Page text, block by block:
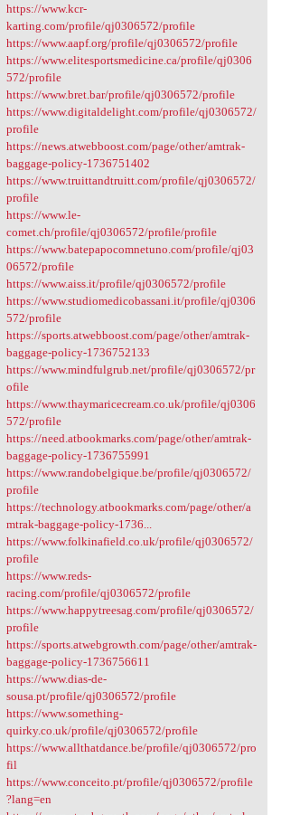
https://www.kcr-
karting.com/profile/qj0306572/profile
https://www.aapf.org/profile/qj0306572/profile
https://www.elitesportsmedicine.ca/profile/qj0306
572/profile
https://www.bret.bar/profile/qj0306572/profile
https://www.digitaldelight.com/profile/qj0306572/
profile
https://news.atwebboost.com/page/other/amtrak-
baggage-policy-1736751402
https://www.truittandtruitt.com/profile/qj0306572/
profile
https://www.le-
comet.ch/profile/qj0306572/profile/profile
https://www.batepapocomnetuno.com/profile/qj03
06572/profile
https://www.aiss.it/profile/qj0306572/profile
https://www.studiomedicobassani.it/profile/qj0306
572/profile
https://sports.atwebboost.com/page/other/amtrak-
baggage-policy-1736752133
https://www.mindfulgrub.net/profile/qj0306572/pr
ofile
https://www.thaymaricecream.co.uk/profile/qj0306
572/profile
https://need.atbookmarks.com/page/other/amtrak-
baggage-policy-1736755991
https://www.randobelgique.be/profile/qj0306572/
profile
https://technology.atbookmarks.com/page/other/a
mtrak-baggage-policy-1736...
https://www.folkinafield.co.uk/profile/qj0306572/
profile
https://www.reds-
racing.com/profile/qj0306572/profile
https://www.happytreesag.com/profile/qj0306572/
profile
https://sports.atwebgrowth.com/page/other/amtrak-
baggage-policy-1736756611
https://www.dias-de-
sousa.pt/profile/qj0306572/profile
https://www.something-
quirky.co.uk/profile/qj0306572/profile
https://www.allthatdance.be/profile/qj0306572/pro
fil
https://www.conceito.pt/profile/qj0306572/profile
?lang=en